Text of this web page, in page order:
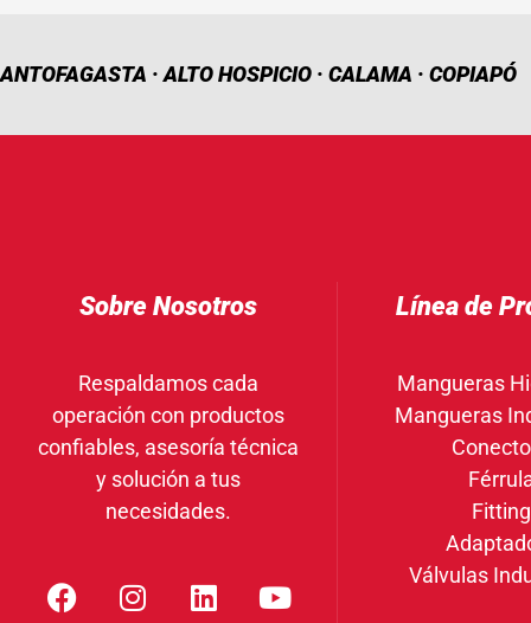
ANTOFAGASTA · ALTO HOSPICIO · CALAMA · COPIAPÓ
Sobre Nosotros
Respaldamos cada
operación con productos
confiables, asesoría técnica
y solución a tus
necesidades.
Línea de
Mangueras
Mangueras
Válvulas